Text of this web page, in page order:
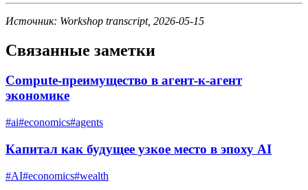
Источник: Workshop transcript, 2026-05-15
Связанные заметки
Compute-преимущество в агент-к-агент
экономике
#ai#economics#agents
Капитал как будущее узкое место в эпоху AI
#AI#economics#wealth